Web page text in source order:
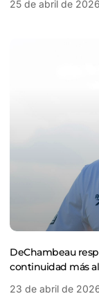
25 de abril de 2026
DeChambeau
continuidad más
23 de abril de